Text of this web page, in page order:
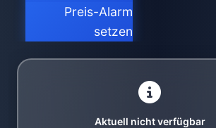
Preis-Alarm
setzen
Aktuell nicht verfügbar